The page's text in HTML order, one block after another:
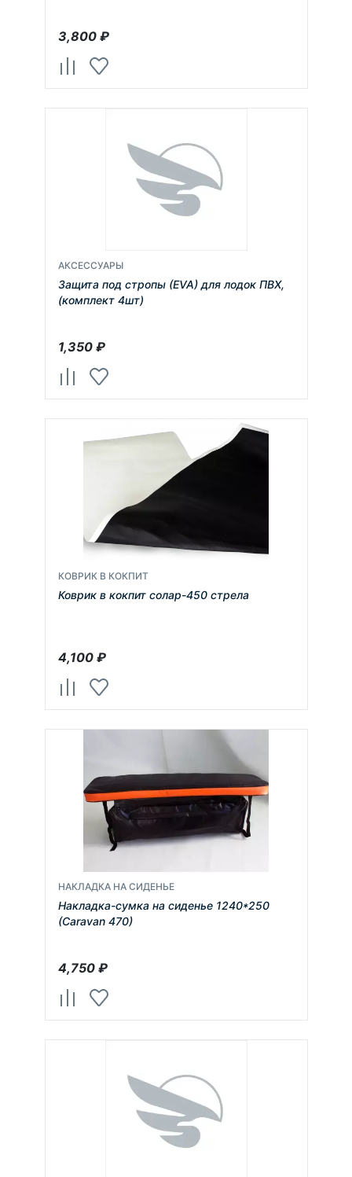
3,800₽
АКСЕССУАРЫ
Защита под стропы (EVA) для лодок ПВХ,
(комплект 4шт)
1,350₽
КОВРИК В КОКПИТ
Коврик в кокпит солар-450 стрела
4,100₽
НАКЛАДКА НА СИДЕНЬЕ
Накладка-сумка на сиденье 1240*250
(Caravan 470)
4,750₽